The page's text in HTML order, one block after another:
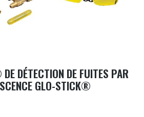
DÉTECTION DE FUITES PAR
GLO-STICK®